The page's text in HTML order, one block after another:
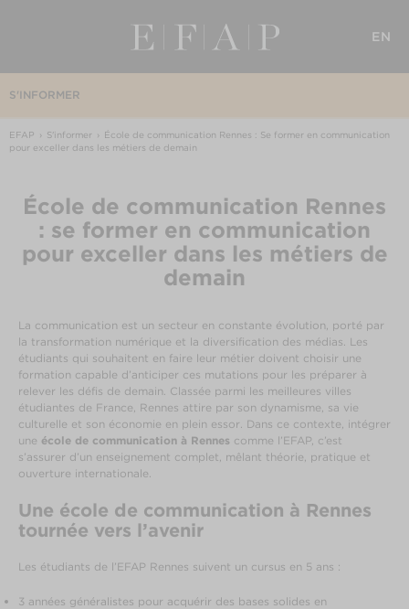
EN
S'INFORMER
EFAP S'informer
École de communication Rennes : Se former en communication
pour exceller dans les métiers de demain
École de communication Rennes
: se former en communication
pour exceller dans les métiers de
demain
La communication est un secteur en constante évolution, porté par
la transformation numérique et la diversification des médias. Les
étudiants qui souhaitent en faire leur métier doivent choisir une
formation capable d’anticiper ces mutations pour les préparer à
relever les défis de demain. Classée parmi les meilleures villes
étudiantes de France, Rennes attire par son dynamisme, sa vie
culturelle et son économie en plein essor. Dans ce contexte, intégrer
une école de communication à Rennes comme l’EFAP, c’est
s’assurer d’un enseignement complet, mêlant théorie, pratique et
ouverture internationale.
Une école de communication à Rennes
tournée vers l’avenir
Les étudiants de l’EFAP Rennes suivent un cursus en 5 ans :
3 années généralistes pour acquérir des bases solides en